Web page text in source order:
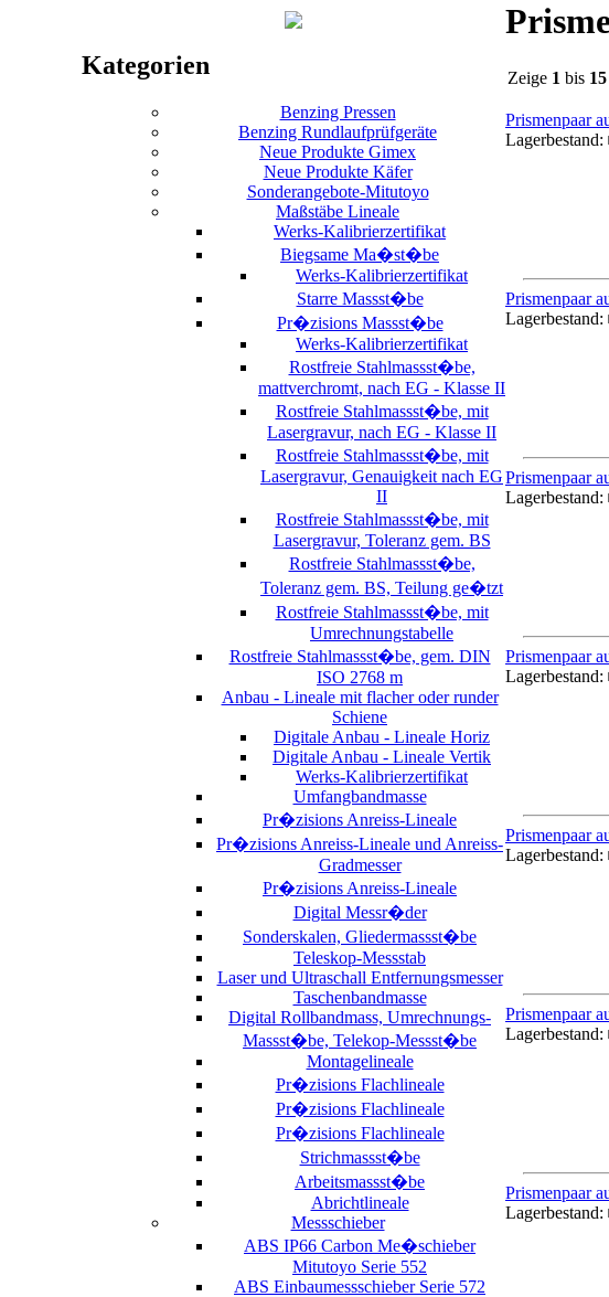
Kategorien
Benzing Pressen
Benzing Rundlaufprüfgeräte
Neue Produkte Gimex
Neue Produkte Käfer
Sonderangebote-Mitutoyo
Maßstäbe Lineale
Werks-Kalibrierzertifikat
Biegsame Ma�st�be
Werks-Kalibrierzertifikat
Starre Massst�be
Pr�zisions Massst�be
Werks-Kalibrierzertifikat
Rostfreie Stahlmassst�be,
mattverchromt, nach EG - Klasse II
Rostfreie Stahlmassst�be, mit
Lasergravur, nach EG - Klasse II
Rostfreie Stahlmassst�be, mit
Lasergravur, Genauigkeit nach EG
II
Rostfreie Stahlmassst�be, mit
Lasergravur, Toleranz gem. BS
Rostfreie Stahlmassst�be,
Toleranz gem. BS, Teilung ge�tzt
Rostfreie Stahlmassst�be, mit
Umrechnungstabelle
Rostfreie Stahlmassst�be, gem. DIN
ISO 2768 m
Anbau - Lineale mit flacher oder runder
Schiene
Digitale Anbau - Lineale Horiz
Digitale Anbau - Lineale Vertik
Werks-Kalibrierzertifikat
Umfangbandmasse
Pr�zisions Anreiss-Lineale
Pr�zisions Anreiss-Lineale und Anreiss-
Gradmesser
Pr�zisions Anreiss-Lineale
Digital Messr�der
Sonderskalen, Gliedermassst�be
Teleskop-Messstab
Laser und Ultraschall Entfernungsmesser
Taschenbandmasse
Digital Rollbandmass, Umrechnungs-
Massst�be, Telekop-Messst�be
Montagelineale
Pr�zisions Flachlineale
Pr�zisions Flachlineale
Pr�zisions Flachlineale
Strichmassst�be
Arbeitsmassst�be
Abrichtlineale
Messschieber
ABS IP66 Carbon Me�schieber
Mitutoyo Serie 552
ABS Einbaumessschieber Serie 572
Zeige 1 bis 15
Prismenpaar
Lagerbestand:
Prismenpaar
Lagerbestand:
Prismenpaar
Lagerbestand:
Prismenpaar
Lagerbestand:
Prismenpaar
Lagerbestand:
Prismenpaar
Lagerbestand:
Prismenpaar
Lagerbestand: